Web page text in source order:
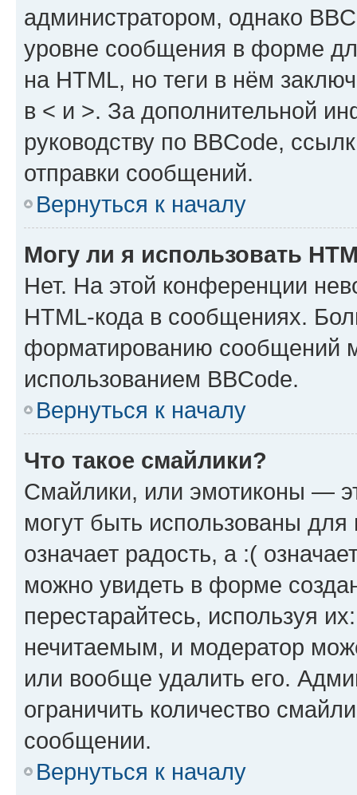
администратором, однако
уровне сообщения в форме
на HTML, но теги в нём
в < и >. За дополнительной
руководству по BBCode,
отправки сообщений.
Вернуться к началу
Могу ли я использовать
Нет. На этой конференции
HTML-кода в сообщениях.
форматированию сообщений
использованием BBCode.
Вернуться к началу
Что такое смайлики?
Смайлики, или эмотиконы —
могут быть использованы
означает радость, а :(
можно увидеть в форме
перестарайтесь, используя
нечитаемым, и модератор
или вообще удалить его.
ограничить количество
сообщении.
Вернуться к началу